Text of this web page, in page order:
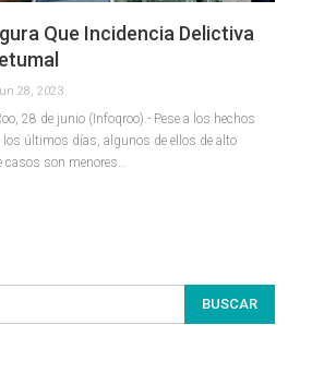
Que Incidencia Delictiva
28, 2023
28 de junio (Infoqroo).- Pese a los hechos
últimos días, algunos de ellos de alto
casos son menores…